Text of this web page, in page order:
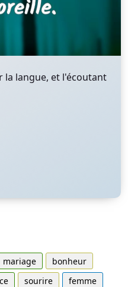
la langue, et l'écoutant
mariage
bonheur
sourire
femme